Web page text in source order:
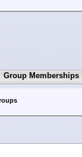
Group Memberships